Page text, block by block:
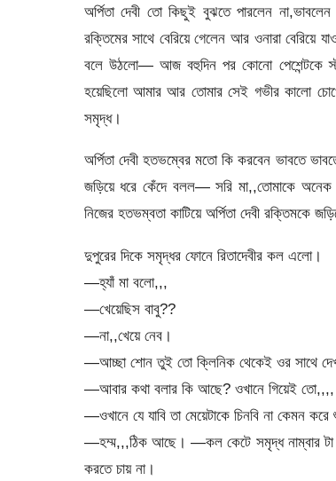
অর্পিতা দেবী তো কিছুই বুঝতে পারলেন
রক্তিমের সাথে বেরিয়ে গেলেন আর ওনারা বেরিয়ে
বলে উঠলো— আজ বহুদিন পর কোনো পেশেন্টকে
হয়েছিলো আমার আর তোমার সেই গভীর কালো
সমৃদ্ধ।
অর্পিতা দেবী হতভম্বের মতো কি করবেন ভাবতে
জড়িয়ে ধরে কেঁদে বলল— সরি মা,,তোমাকে অনেক
নিজের হতভম্বতা কাটিয়ে অর্পিতা দেবী রক্তিমকে
দুপুরের দিকে সমৃদ্ধর ফোনে রিতাদেবীর কল এলো।
―হ্যাঁ মা বলো,,,
―খেয়েছিস বাবু??
―না,,খেয়ে নেব।
―আচ্ছা শোন তুই তো ক্লিনিক থেকেই ওর সাথে
―আবার কথা বলার কি আছে? ওখানে গিয়েই তো,,,,
―ওখানে যে যাবি তা মেয়েটাকে চিনবি না কেমন
―হম্ম,,,ঠিক আছে। —কল কেটে সমৃদ্ধ নাম্বার টা
করতে চায় না।